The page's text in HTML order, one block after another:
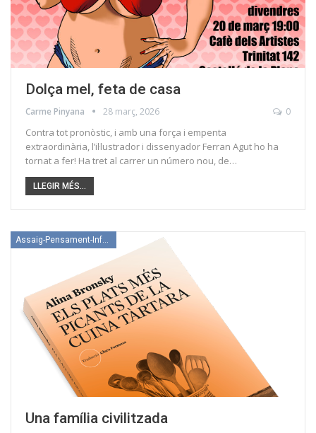
Dolça mel, feta de casa
Carme Pinyana 28 març, 2026 0
Contra tot pronòstic, i amb una força i empenta
extraordinària, l’il·lustrador i dissenyador Ferran Agut ho ha
tornat a fer! Ha tret al carrer un número nou, de…
LLEGIR MÉS...
Una família civilitzada